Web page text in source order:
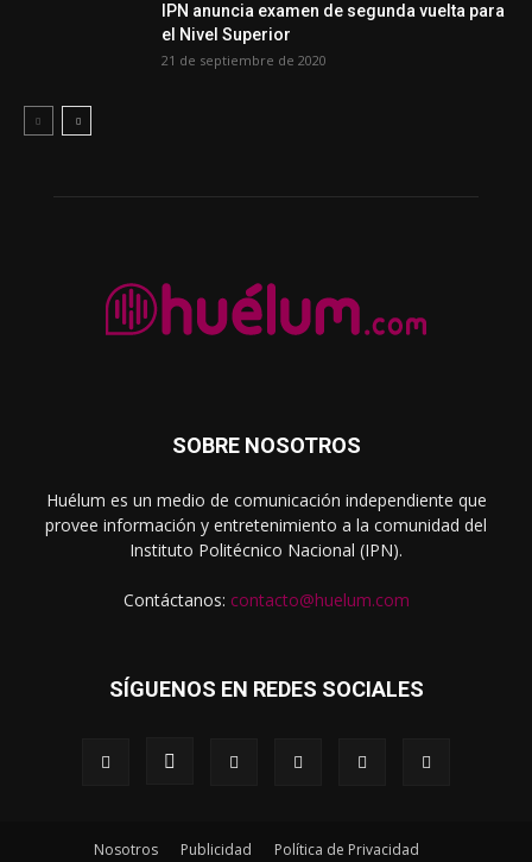
IPN anuncia examen de segunda vuelta para
el Nivel Superior
21 de septiembre de 2020
SOBRE NOSOTROS
Huélum es un medio de comunicación independiente que
provee información y entretenimiento a la comunidad del
Instituto Politécnico Nacional (IPN).
Contáctanos: contacto@huelum.com
SÍGUENOS EN REDES SOCIALES
Nosotros Publicidad Política de Privacidad